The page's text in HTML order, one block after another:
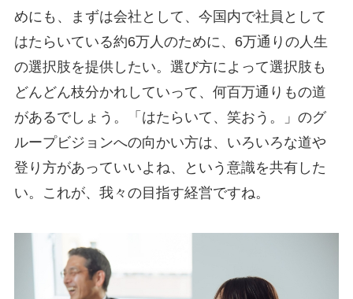
めにも、まずは会社として、今国内で社員として
はたらいている約6万人のために、6万通りの人生
の選択肢を提供したい。選び方によって選択肢も
どんどん枝分かれしていって、何百万通りもの道
があるでしょう。「はたらいて、笑おう。」のグ
ループビジョンへの向かい方は、いろいろな道や
登り方があっていいよね、という意識を共有した
い。これが、我々の目指す経営ですね。